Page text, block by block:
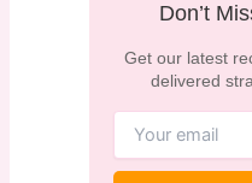
Don’t
Get our latest
delivered